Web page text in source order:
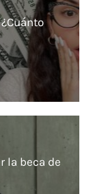
la beca de